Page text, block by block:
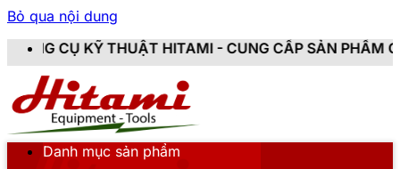
Bỏ qua nội dung
HITAMI - CUNG CẤP SẢN PHẨM CHÍNH HÃNG,
Danh mục sản phẩm